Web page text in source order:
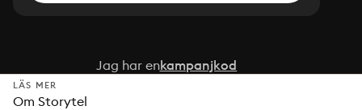
Jag har enkampanjkod
LÄS MER
Om Storytel